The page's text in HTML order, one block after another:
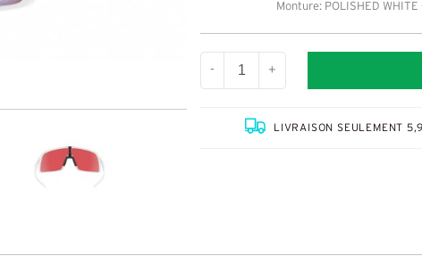
Monture: POLISHED WHITE
- +
LIVRAISON SEULEMENT